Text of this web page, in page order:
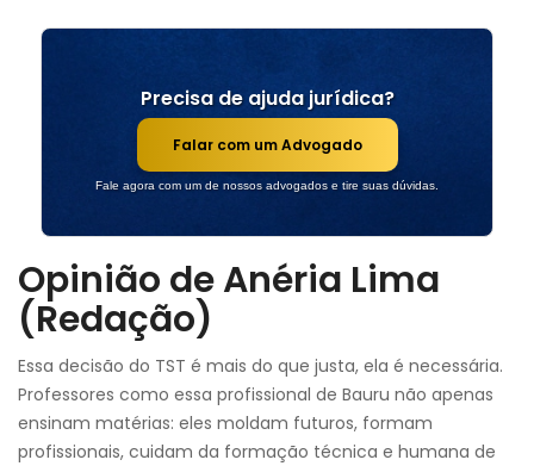
Precisa de ajuda jurídica?
Falar com um Advogado
Fale agora com um de nossos advogados e tire suas dúvidas.
Opinião de Anéria Lima
(Redação)
Essa decisão do TST é mais do que justa, ela é necessária.
Professores como essa profissional de Bauru não apenas
ensinam matérias: eles moldam futuros, formam
profissionais, cuidam da formação técnica e humana de